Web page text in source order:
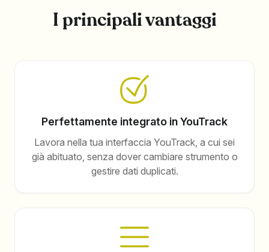
I principali vantaggi
Perfettamente integrato in YouTrack
Lavora nella tua interfaccia YouTrack, a cui sei
già abituato, senza dover cambiare strumento o
gestire dati duplicati.